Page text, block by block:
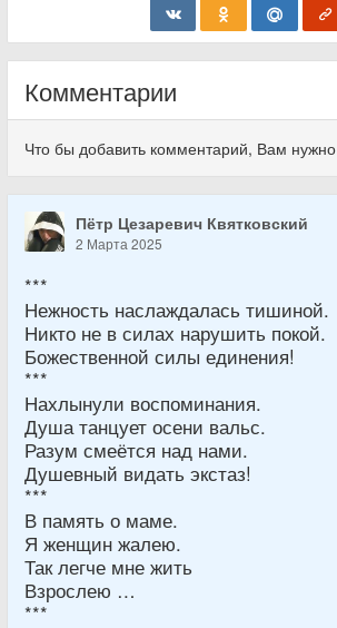
Комментарии
Что бы добавить комментарий, Вам нужно
Пётр Цезаревич Квятковский
2 Марта 2025
***
Нежность наслаждалась тишиной.
Никто не в силах нарушить покой.
Божественной силы единения!
***
Нахлынули воспоминания.
Душа танцует осени вальс.
Разум смеётся над нами.
Душевный видать экстаз!
***
В память о маме.
Я женщин жалею.
Так легче мне жить
Взрослею …
***